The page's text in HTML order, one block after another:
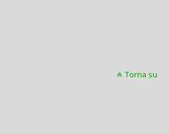
Torna su